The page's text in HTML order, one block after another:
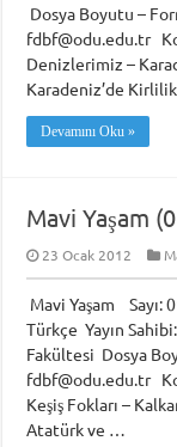
Dosya Boyutu –
fdbf@odu.edu.tr
Denizlerimiz –
Karadeniz’de
Devamını Oku »
Mavi Yaşam
23 Ocak 2012
Mavi Yaşam Sayı:
Türkçe Yayın
Fakültesi Dosya
fdbf@odu.edu.tr
Keşiş Fokları –
Atatürk ve …